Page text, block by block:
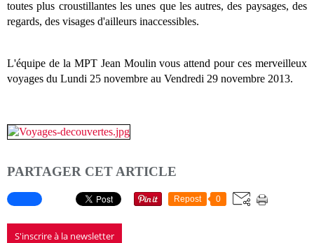
toutes plus croustillantes les unes que les autres, des paysages, des
regards, des visages d'ailleurs inaccessibles.
L'équipe de la MPT Jean Moulin vous attend pour ces merveilleux
voyages du Lundi 25 novembre au Vendredi 29 novembre 2013.
PARTAGER CET ARTICLE
Repost 0
S'inscrire à la newsletter